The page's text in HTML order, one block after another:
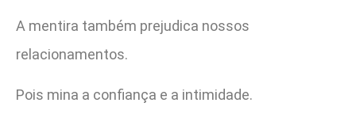
A mentira também prejudica nossos
relacionamentos.
Pois mina a confiança e a intimidade.